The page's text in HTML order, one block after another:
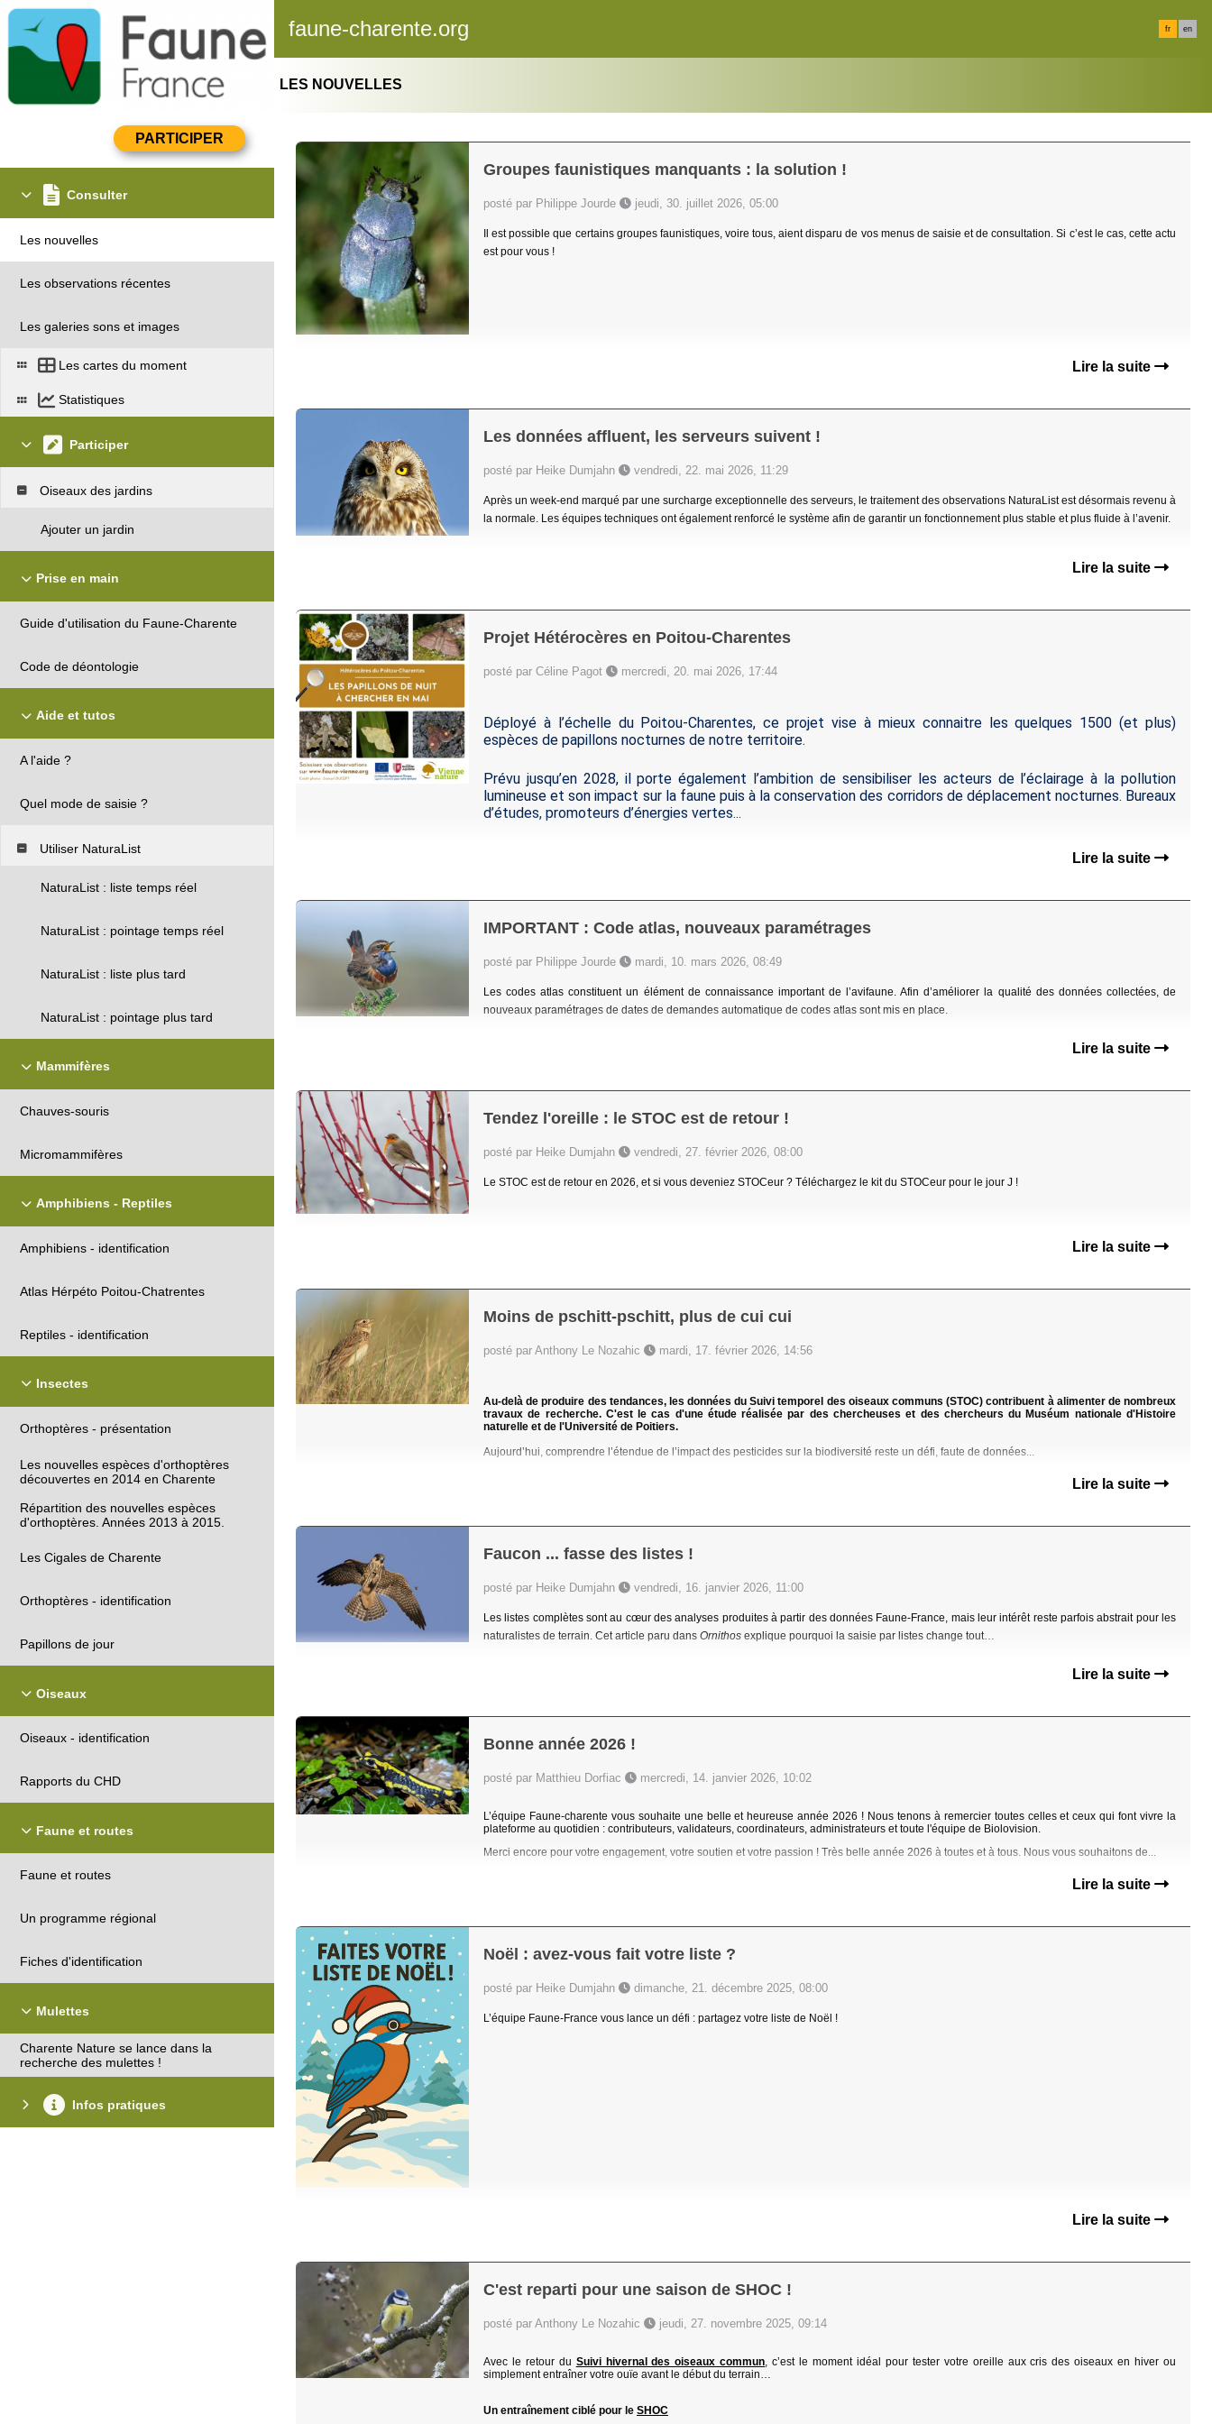
faune-charente.org fr en
Consulter
Les nouvelles
Les observations récentes
Les galeries sons et images
Les cartes du moment
Statistiques
Participer
Oiseaux des jardins
Ajouter un jardin
Prise en main
Guide d'utilisation du Faune-Charente
Code de déontologie
Aide et tutos
A l'aide ?
Quel mode de saisie ?
Utiliser NaturaList
NaturaList : liste temps réel
NaturaList : pointage temps réel
NaturaList : liste plus tard
NaturaList : pointage plus tard
Mammifères
Chauves-souris
Micromammifères
Amphibiens - Reptiles
Amphibiens - identification
Atlas Hérpéto Poitou-Chatrentes
Reptiles - identification
Insectes
Orthoptères - présentation
Les nouvelles espèces d'orthoptères
découvertes en 2014 en Charente
Répartition des nouvelles espèces
d'orthoptères. Années 2013 à 2015.
Les Cigales de Charente
Orthoptères - identification
Papillons de jour
Oiseaux
Oiseaux - identification
Rapports du CHD
Faune et routes
Faune et routes
Un programme régional
Fiches d'identification
Mulettes
Charente Nature se lance dans la
recherche des mulettes !
Infos pratiques
LES NOUVELLES
Groupes faunistiques manquants : la solution !
posté par Philippe Jourde jeudi, 30. juillet 2026, 05:00
Il est possible que certains groupes faunistiques, voire tous, aient disparu de vos menus de saisie et de consultation. Si c’est le cas, cette actu
est pour vous !
Lire la suite
Les données affluent, les serveurs suivent !
posté par Heike Dumjahn vendredi, 22. mai 2026, 11:29
Après un week-end marqué par une surcharge exceptionnelle des serveurs, le traitement des observations NaturaList est désormais revenu à
la normale. Les équipes techniques ont également renforcé le système afin de garantir un fonctionnement plus stable et plus fluide à l’avenir.
Lire la suite
Projet Hétérocères en Poitou-Charentes
posté par Céline Pagot mercredi, 20. mai 2026, 17:44
Déployé à l’échelle du Poitou-Charentes, ce projet vise à mieux connaitre les quelques 1500 (et plus)
espèces de papillons nocturnes de notre territoire.
Prévu jusqu’en 2028, il porte également l’ambition de sensibiliser les acteurs de l’éclairage à la pollution
lumineuse et son impact sur la faune puis à la conservation des corridors de déplacement nocturnes. Bureaux
d’études, promoteurs d’énergies vertes...
Lire la suite
IMPORTANT : Code atlas, nouveaux paramétrages
posté par Philippe Jourde mardi, 10. mars 2026, 08:49
Les codes atlas constituent un élément de connaissance important de l’avifaune. Afin d’améliorer la qualité des données collectées, de
nouveaux paramétrages de dates de demandes automatique de codes atlas sont mis en place.
Lire la suite
Tendez l'oreille : le STOC est de retour !
posté par Heike Dumjahn vendredi, 27. février 2026, 08:00
Le STOC est de retour en 2026, et si vous deveniez STOCeur ? Téléchargez le kit du STOCeur pour le jour J !
Lire la suite
Moins de pschitt-pschitt, plus de cui cui
posté par Anthony Le Nozahic mardi, 17. février 2026, 14:56
Au-delà de produire des tendances, les données du Suivi temporel des oiseaux communs (STOC) contribuent à alimenter de nombreux
travaux de recherche. C'est le cas d'une étude réalisée par des chercheuses et des chercheurs du Muséum nationale d'Histoire
naturelle et de l'Université de Poitiers.
Aujourd’hui, comprendre l’étendue de l’impact des pesticides sur la biodiversité reste un défi, faute de données...
Lire la suite
Faucon ... fasse des listes !
posté par Heike Dumjahn vendredi, 16. janvier 2026, 11:00
Les listes complètes sont au cœur des analyses produites à partir des données Faune-France, mais leur intérêt reste parfois abstrait pour les
naturalistes de terrain. Cet article paru dans Ornithos explique pourquoi la saisie par listes change tout…
Lire la suite
Bonne année 2026 !
posté par Matthieu Dorfiac mercredi, 14. janvier 2026, 10:02
L’équipe Faune-charente vous souhaite une belle et heureuse année 2026 ! Nous tenons à remercier toutes celles et ceux qui font vivre la
plateforme au quotidien : contributeurs, validateurs, coordinateurs, administrateurs et toute l'équipe de Biolovision.
Merci encore pour votre engagement, votre soutien et votre passion ! Très belle année 2026 à toutes et à tous. Nous vous souhaitons de...
Lire la suite
Noël : avez-vous fait votre liste ?
posté par Heike Dumjahn dimanche, 21. décembre 2025, 08:00
L’équipe Faune-France vous lance un défi : partagez votre liste de Noël !
Lire la suite
C'est reparti pour une saison de SHOC !
posté par Anthony Le Nozahic jeudi, 27. novembre 2025, 09:14
Avec le retour du Suivi hivernal des oiseaux commun, c’est le moment idéal pour tester votre oreille aux cris des oiseaux en hiver ou
simplement entraîner votre ouïe avant le début du terrain…
Un entraînement ciblé pour le SHOC